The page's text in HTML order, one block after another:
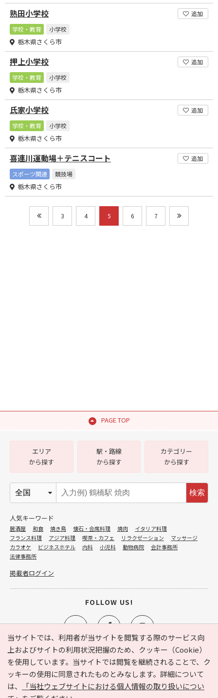
熟田小学校
追加
学校・教育
小学校
栃木県さくら市
押上小学校
追加
学校・教育
小学校
栃木県さくら市
氏家小学校
追加
学校・教育
小学校
栃木県さくら市
喜連川運動場＋テニスコート
追加
スポーツ関連
競技場
栃木県さくら市
3 4 5 6 7
PAGE TOP
当サイトでは、利用者が当サイトを閲覧する際のサービス向
上およびサイトの利用状況把握のため、クッキー（Cookie）
を使用しています。当サイトでは閲覧を継続されることで、ク
ッキーの使用に同意されたものとみなします。詳細について
は、
「当社ウェブサイトにおける個人情報の取り扱いについ
e-NAVITA（イーナビタ）とは？ お気に入り
ヘルプ
利用規約
個人情報の取り扱いについて
運営会社
サイトマップ
広告掲載に関するお問い合わせ
エリア
から探す
駅・路線
から探す
カテゴリー
から探す
検索
人気キーワード
居酒屋 和食 焼き鳥 懐石・会席料理 焼肉
イタリア料理
フランス料理
アジア料理 喫茶・カフェ リラクゼーション
マッサージ
カラオケ
ビジネスホテル 内科 小児科 動物病院
会計事務所
法律事務所
掲載者ログイン
FOLLOW US!